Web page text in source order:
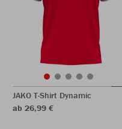
JAKO T-Shirt Dynamic
ab 26,99 €